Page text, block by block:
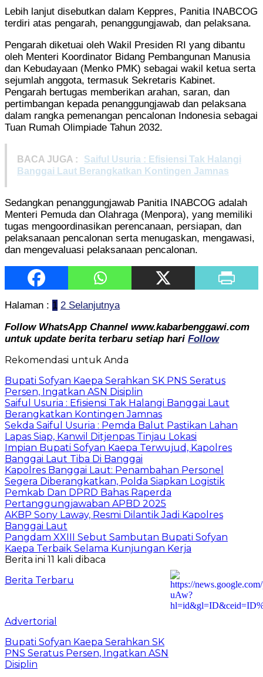
Lebih lanjut disebutkan dalam Keppres, Panitia INABCOG
terdiri atas pengarah, penanggungjawab, dan pelaksana.
Pengarah diketuai oleh Wakil Presiden RI yang dibantu
oleh Menteri Koordinator Bidang Pembangunan Manusia
dan Kebudayaan (Menko PMK) sebagai wakil ketua serta
sejumlah anggota, termasuk Sekretaris Kabinet.
Pengarah bertugas memberikan arahan, saran, dan
pertimbangan kepada penanggungjawab dan pelaksana
dalam rangka pemenangan pencalonan Indonesia sebagai
Tuan Rumah Olimpiade Tahun 2032.
BACA JUGA :
Saiful Usuria : Efisiensi Tak Halangi
Banggai Laut Berangkatkan Kontingen Jamnas
Sedangkan penanggungjawab Panitia INABCOG adalah
Menteri Pemuda dan Olahraga (Menpora), yang memiliki
tugas mengoordinasikan perencanaan, persiapan, dan
pelaksanaan pencalonan serta menugaskan, mengawasi,
dan mengevaluasi pelaksanaan pencalonan.
Halaman : 1 2 Selanjutnya
Follow WhatsApp Channel www.kabarbenggawi.com
untuk update berita terbaru setiap hari Follow
Rekomendasi untuk Anda
Bupati Sofyan Kaepa Serahkan SK PNS Seratus
Persen, Ingatkan ASN Disiplin
Saiful Usuria : Efisiensi Tak Halangi Banggai Laut
Berangkatkan Kontingen Jamnas
Sekda Saiful Usuria : Pemda Balut Pastikan Lahan
Lapas Siap, Kanwil Ditjenpas Tinjau Lokasi
Impian Bupati Sofyan Kaepa Terwujud, Kapolres
Banggai Laut Tiba Di Banggai
Kapolres Banggai Laut: Penambahan Personel
Segera Diberangkatkan, Polda Siapkan Logistik
Pemkab Dan DPRD Bahas Raperda
Pertanggungjawaban APBD 2025
AKBP Sony Laway, Resmi Dilantik Jadi Kapolres
Banggai Laut
Pangdam XXIII Sebut Sambutan Bupati Sofyan
Kaepa Terbaik Selama Kunjungan Kerja
Berita ini 11 kali dibaca
Berita Terbaru
Advertorial
Bupati Sofyan Kaepa Serahkan SK
PNS Seratus Persen, Ingatkan ASN
Disiplin